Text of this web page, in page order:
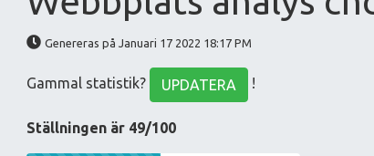
Genereras på Januari 17 2022 18:17 PM
Gammal statistik? UPDATERA !
Ställningen är 49/100